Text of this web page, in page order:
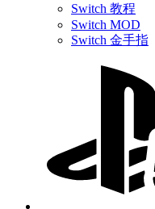
Switch 教程
Switch MOD
Switch 金手指